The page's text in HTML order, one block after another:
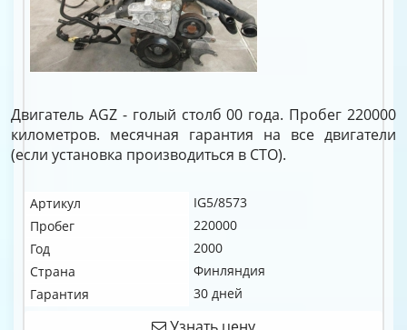
Двигатель AGZ - голый столб 00 года. Пробег 220000
километров. месячная гарантия на все двигатели
(если установка производиться в СТО).
Артикул
IG5/8573
Пробег
220000
Год
2000
Страна
Финляндия
Гарантия
30 дней